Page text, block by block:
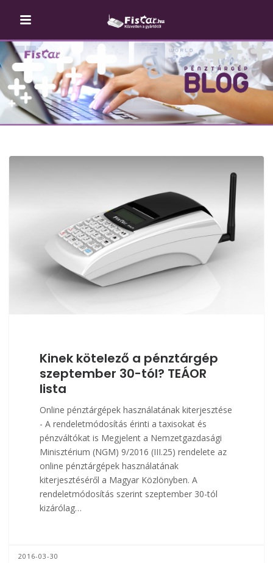
Kinek kötelező a pénztárgép
szeptember 30-tól? TEÁOR
lista
Online pénztárgépek használatának kiterjesztése
- A rendeletmódosítás érinti a taxisokat és
pénzváltókat is Megjelent a Nemzetgazdasági
Minisztérium (NGM) 9/2016 (III.25) rendelete az
online pénztárgépek használatának
kiterjesztéséről a Magyar Közlönyben. A
rendeletmódosítás szerint szeptember 30-tól
kizárólag…
2016-03-30